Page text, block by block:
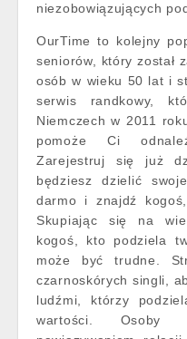
niezobowiązujących
OurTime to kolejny
seniorów, który został
osób w wieku 50 lat i
serwis randkowy,
Niemczech w 2011
pomoże Ci
Zarejestruj się już
będziesz dzielić
darmo i znajdź
Skupiając się na
kogoś, kto podziela
może być trudne.
czarnoskórych singli,
ludźmi, którzy
wartości. Osoby